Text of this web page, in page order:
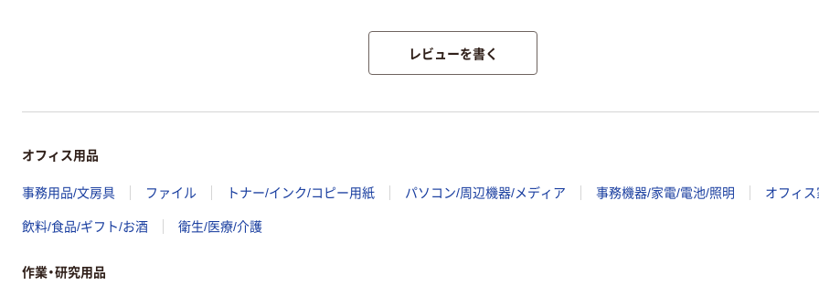
レビューを書く
オフィス用品
事務用品/文房具 ファイル トナー/インク/コピー用紙 パソコン/周辺機器/メディア 事務機器/家電/電池/照明 オフィ
飲料/食品/ギフト/お酒 衛生/医療/介護
作業・研究用品